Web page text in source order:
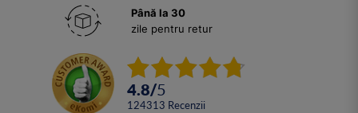
Până la 30
zile pentru retur
4.8/5
124313 Recenzii